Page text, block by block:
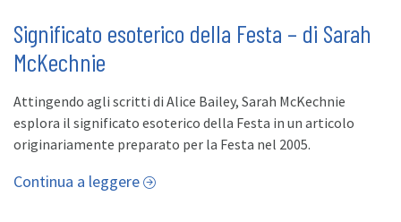
Significato esoterico della Festa – di Sarah
McKechnie
Attingendo agli scritti di Alice Bailey, Sarah McKechnie
esplora il significato esoterico della Festa in un articolo
originariamente preparato per la Festa nel 2005.
Continua a leggere